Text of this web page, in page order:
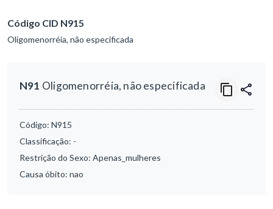
Código CID N915
Oligomenorréia, não especificada
N91 Oligomenorréia, não especificada
Código: N915
Classificação: -
Restrição do Sexo: Apenas_mulheres
Causa óbito: nao